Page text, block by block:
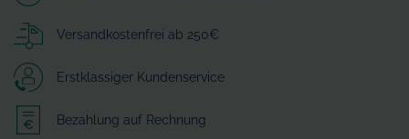
Versandkostenfrei ab 250€
Erstklassiger Kundenservice
Bezahlung auf Rechnung